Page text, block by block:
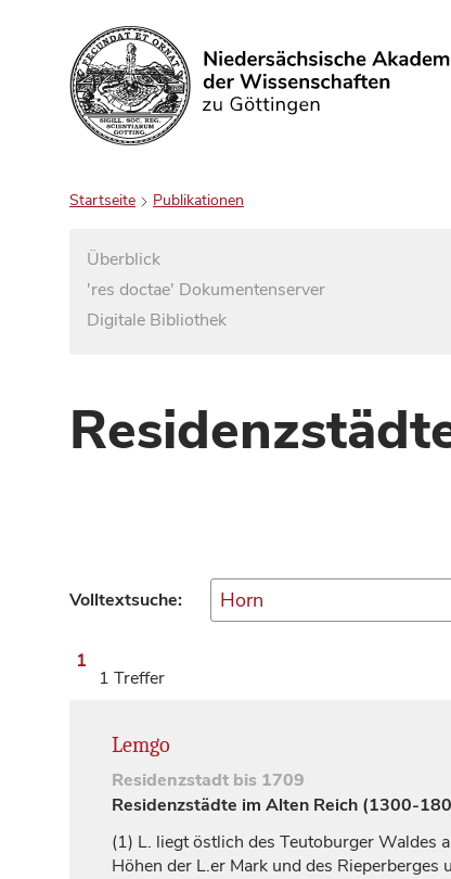
Suchen
Startseite Publikationen
Überblick
'res doctae' Dokumentenserver
Digitale Bibliothek
Volltextsuche:
1
1 Treffer
Lemgo
Residenzstadt bis 1709
Residenzstädte im Alten Reich (1300-
(1) L. liegt östlich des Teutoburger Waldes
Höhen der L.er Mark und des